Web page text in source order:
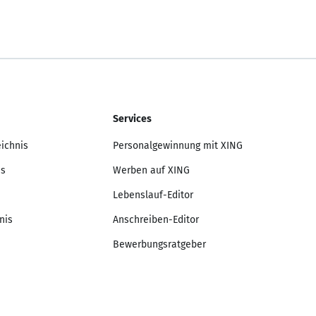
Services
Personalgewinnung mit XING
Werben auf XING
Lebenslauf-Editor
Anschreiben-Editor
Bewerbungsratgeber